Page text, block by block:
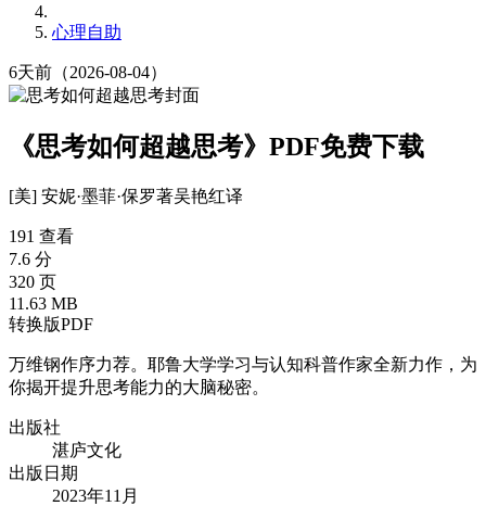
心理自助
6天前 （2026-08-04）
《思考如何超越思考》PDF免费下载
[美] 安妮·墨菲·保罗著吴艳红译
191 查看
7.6 分
320 页
11.63 MB
转换版PDF
万维钢作序力荐。耶鲁大学学习与认知科普作家全新力作，为
你揭开提升思考能力的大脑秘密。
出版社
湛庐文化
出版日期
2023年11月